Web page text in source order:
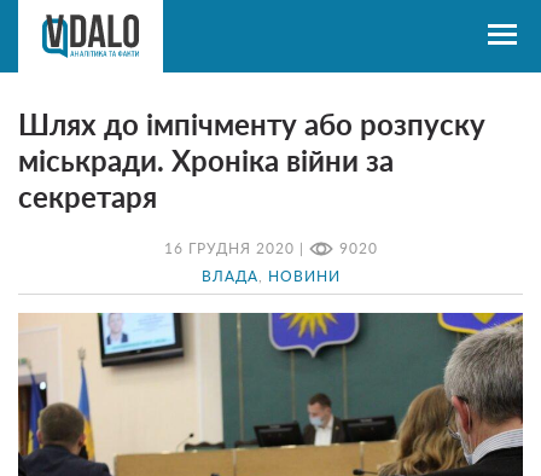
16 ГРУДНЯ 2020 | 9020
ВЛАДА НОВИНИ
Шлях до імпічменту або розпуску
міськради. Хроніка війни за
секретаря